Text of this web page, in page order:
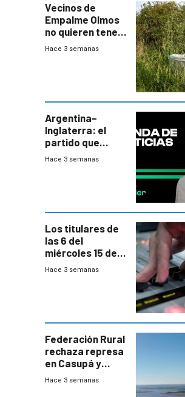
Vecinos de
Empalme Olmos
no quieren tener
cerca una planta
departamental
Hace 3 semanas
Argentina–
Inglaterra: el
partido que
nunca termina
Hace 3 semanas
Los titulares de
las 6 del
miércoles 15 de
julio de 2026
Hace 3 semanas
Federación Rural
rechaza represa
en Casupá y
firma demanda
Hace 3 semanas